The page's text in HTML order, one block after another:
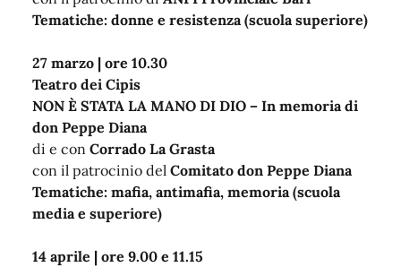
Tematiche: donne e resistenza (scuola superiore)
27 marzo | ore 10.30
Teatro dei Cipis
NON È STATA LA MANO DI DIO – In memoria di
don Peppe Diana
di e con Corrado La Grasta
con il patrocinio del Comitato don Peppe Diana
Tematiche: mafia, antimafia, memoria (scuola
media e superiore)
14 aprile | ore 9.00 e 11.15